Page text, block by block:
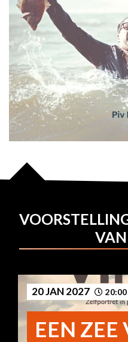
20 JAN 2027 20:00
EEN